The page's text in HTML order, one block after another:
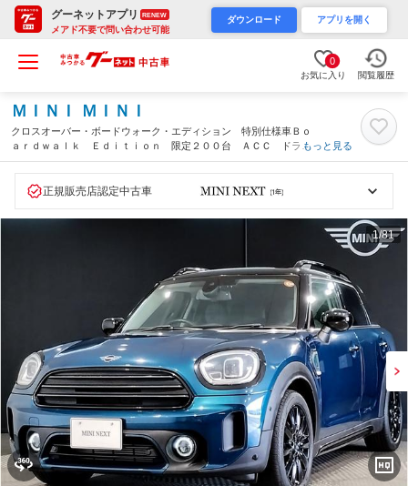
グーネットアプリ RENEW
メアド不要で問い合わせ可能
ダウンロード アプリを開く
0
お気に入り 閲覧履歴
ＭＩＮＩ ＭＩＮＩ
クロスオーバー・ボードウォーク・エディション 特別仕様車Ｂｏ
ａｒｄｗａｌｋ Ｅｄｉｔｉｏｎ 限定２００台 ＡＣＣ ドライ
ビングアシスト パーキングアシスト シートヒーター 電動リヤ
庫県）
もっと見る
正規販売店認定中古車
1/81